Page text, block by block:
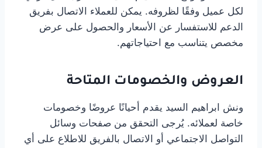
لكل عميل وفقًا لظروفه. يمكن للعملاء الاتصال بفريق
الدعم للاستفسار عن الأسعار والحصول على عرض
مخصص يتناسب مع احتياجاتهم.
العروض والخصومات المتاحة
ونش ابراهيم السيد يقدم أحيانًا عروضًا وخصومات
خاصة لعملائه. يُرجى التحقق من صفحات وسائل
التواصل الاجتماعي أو الاتصال بالفريق للاطلاع على أي